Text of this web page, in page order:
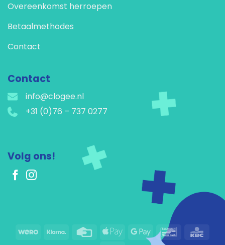
Overeenkomst herroepen
Betaalmethodes
Contact
Contact
info@clogee.nl
+31 (0)76 – 737 0277
Volg ons!
Wero Klarna CreditcardApple
betalen
Google
Betalen
Bancontact